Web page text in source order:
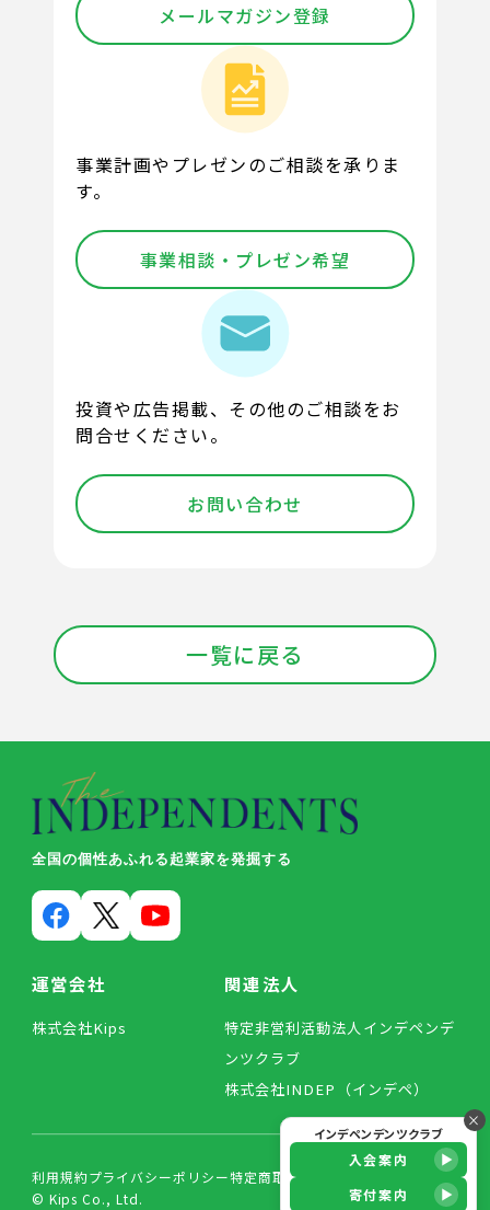
メールマガジン登録
事業計画やプレゼンのご相談を承りま
す。
事業相談・プレゼン希望
投資や広告掲載、その他のご相談をお
問合せください。
お問い合わせ
一覧に戻る
×
インデペンデンツクラブ
入会案内
寄付案内
全国の個性あふれる起業家を発掘する
運営会社
株式会社Kips
関連法人
特定非営利活動法人インデペンデ
ンツクラブ
株式会社INDEP（インデペ）
利用規約プライバシーポリシー特定商取引法に基づく表記
© Kips Co., Ltd.